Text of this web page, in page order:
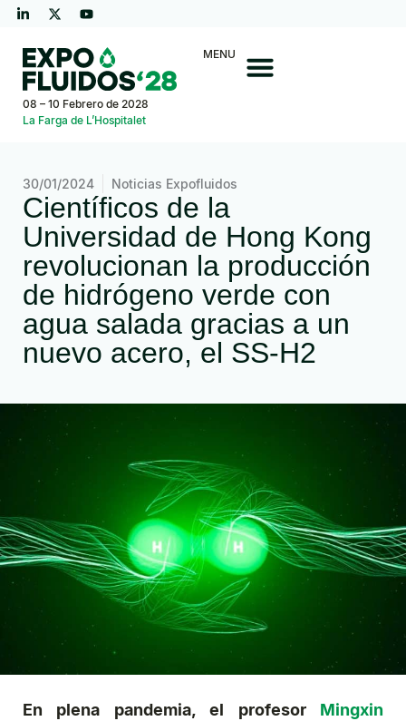
08 – 10 Febrero de 2028
La Farga de L’Hospitalet
MENU
30/01/2024 Noticias Expofluidos
Científicos de la
Universidad de Hong Kong
revolucionan la producción
de hidrógeno verde con
agua salada gracias a un
nuevo acero, el SS-H2
En plena pandemia, el profesorMingxin